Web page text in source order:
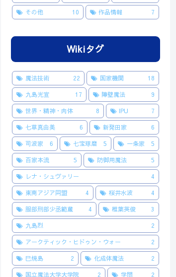
その他 10 作品情報 7
Wikiタグ
魔法技術 22 国家機関 18
九島光宣 17 障壁魔法 9
世界・精神・肉体 8 IPU 7
七草真由美 6 新発田家 6
司波家 6 七宝琢磨 5 一条家 5
百家本流 5 防御用魔法 5
レナ・シュヴァリー 4
東南アジア同盟 4 桜井水波 4
服部刑部少丞範蔵 4 椎葉英俊 3
九島烈 2
アークティック・ヒドゥン・ウォー 2
巳焼島 2 化成体魔法 2
国立魔法大学大学院 2 学問 2